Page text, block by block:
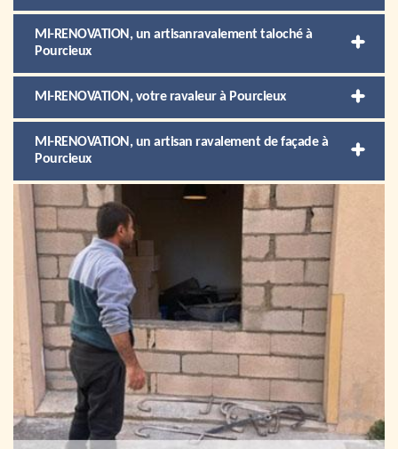
MI-RENOVATION, un artisanravalement taloché à
Pourcieux
MI-RENOVATION, votre ravaleur à Pourcieux
MI-RENOVATION, un artisan ravalement de façade à
Pourcieux